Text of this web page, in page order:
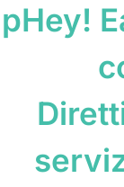
pHey!